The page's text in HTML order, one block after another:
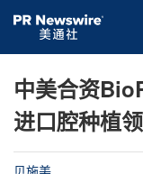
中美合资
进口腔种植
贝施美